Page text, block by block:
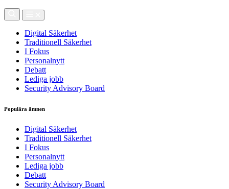
Digital Säkerhet
Traditionell Säkerhet
I Fokus
Personalnytt
Debatt
Lediga jobb
Security Advisory Board
Populära ämnen
Digital Säkerhet
Traditionell Säkerhet
I Fokus
Personalnytt
Lediga jobb
Debatt
Security Advisory Board